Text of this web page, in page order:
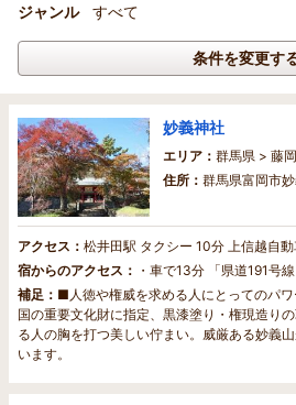
ジャンル
すべて
条件を変更す
妙義神社
エリア： 群馬県 > 藤
住所： 群馬県富岡市
アクセス： 松井田駅 タクシー 10分 上信越自
宿からのアクセス： ・車で13分 「県道191号
補足： ■人徳や権威を求める人にとってのパワ
国の重要文化財に指定、黒漆塗り・権現造り
る人の胸を打つ美しい佇まい。威厳ある妙義
います。